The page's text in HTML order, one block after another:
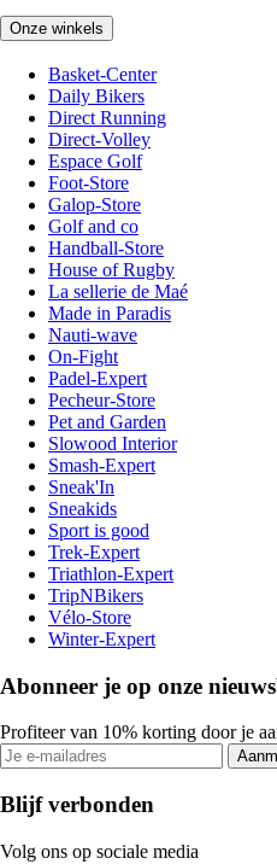
Onze winkels
Basket-Center
Daily Bikers
Direct Running
Direct-Volley
Espace Golf
Foot-Store
Galop-Store
Golf and co
Handball-Store
House of Rugby
La sellerie de Maé
Made in Paradis
Nauti-wave
On-Fight
Padel-Expert
Pecheur-Store
Pet and Garden
Slowood Interior
Smash-Expert
Sneak'In
Sneakids
Sport is good
Trek-Expert
Triathlon-Expert
TripNBikers
Vélo-Store
Winter-Expert
Abonneer je op onze
Profiteer van 10% korting door je
Blijf verbonden
Volg ons op sociale media